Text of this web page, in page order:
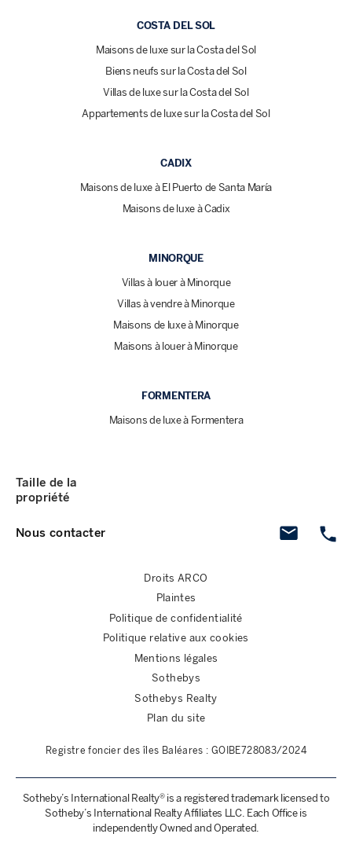
COSTA DEL SOL
Maisons de luxe sur la Costa del Sol
Biens neufs sur la Costa del Sol
Villas de luxe sur la Costa del Sol
Appartements de luxe sur la Costa del Sol
CADIX
Maisons de luxe à El Puerto de Santa María
Maisons de luxe à Cadix
MINORQUE
Villas à louer à Minorque
Villas à vendre à Minorque
Maisons de luxe à Minorque
Maisons à louer à Minorque
FORMENTERA
Maisons de luxe à Formentera
Nous contacter
Taille de la
propriété
Droits ARCO
Plaintes
Politique de confidentialité
Politique relative aux cookies
Mentions légales
Sothebys
Sothebys Realty
Plan du site
Registre foncier des îles Baléares : GOIBE728083/2024
Sotheby’s International Realty® is a registered trademark licensed to
Sotheby’s International Realty Affiliates LLC. Each Office is
independently Owned and Operated.